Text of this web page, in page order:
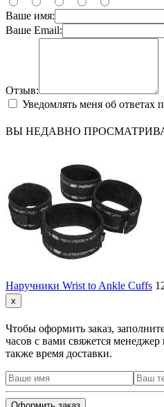
Ваше имя:
Ваше Email:
Отзыв:
Уведомлять меня об ответах
ВЫ НЕДАВНО
Наручники Wrist to Ankle Cuffs
x
Чтобы оформить заказ,
часов с вами свяжется менеджер
также время доставки.